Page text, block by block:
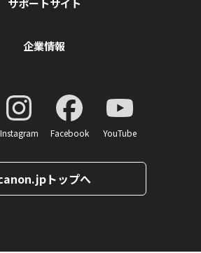
企業情報
Instagram Facebook YouTube
トップへ